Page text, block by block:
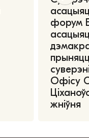
форум
Офісу
жніўня